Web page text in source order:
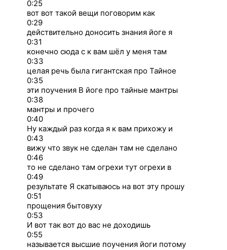
0:25
вот вот такой вещи поговорим как
0:29
действительно доносить знания йоге я
0:31
конечно сюда с к вам шёл у меня там
0:33
целая речь была гигантская про Тайное
0:35
эти поучения В йоге про тайные мантры
0:38
мантры и прочего
0:40
Ну каждый раз когда я к вам прихожу и
0:43
вижу что звук не сделан там не сделано
0:46
то не сделано там огрехи тут огрехи в
0:49
результате Я скатываюсь на вот эту прошу
0:51
прощения бытовуху
0:53
И вот так вот до вас не доходишь
0:55
называется высшие поучения йоги потому